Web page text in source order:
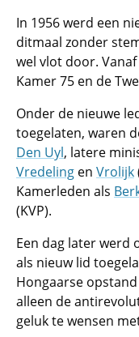
In 1956 werd een
ditmaal zonder
wel vlot door.
Kamer 75 en de
Onder de nieuwe
toegelaten, waren
Den Uyl, latere
Vredeling en Vrolijk
Kamerleden als
(KVP).
Een dag later werd
als nieuw lid
Hongaarse
alleen de
geluk te wensen